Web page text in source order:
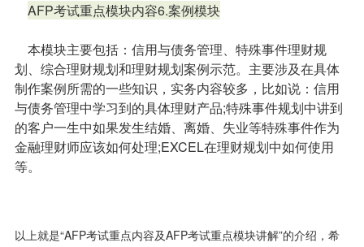
AFP考试重点模块内容6.案例模块
本模块主要包括：信用与债务管理、特殊事件理财规
划、综合理财规划和理财规划案例示范。主要涉及在具体
制作案例所需的一些知识，实务内容较多，比如说：信用
与债务管理中学习到的具体理财产品;特殊事件规划中讲到
的客户一生中如果发生结婚、离婚、失业等特殊事件作为
金融理财师应该如何处理;EXCEL在理财规划中如何使用
等。
以上就是“AFP考试重点内容及AFP考试重点模块讲解”的介绍，希